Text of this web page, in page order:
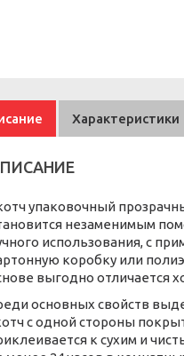
Характеристики
упаковочный
незаменимым
использования, с
коробку или
выгодно отличается
основных свойств
с одной стороны
к сухим и